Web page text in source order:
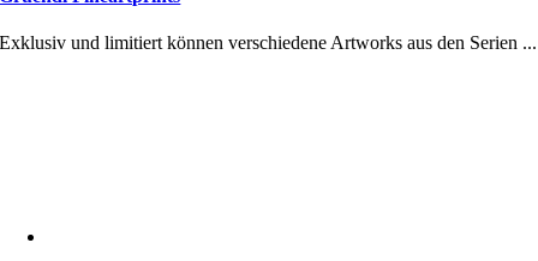
Exklusiv und limitiert können verschiedene Artworks aus den Serien ...